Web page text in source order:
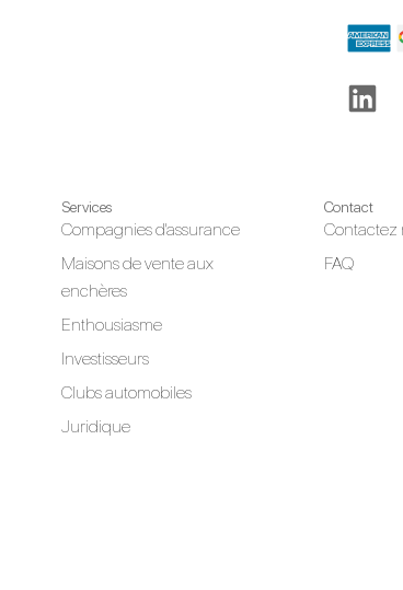
Services
Compagnies d'assurance
Maisons de vente aux
enchères
Enthousiasme
Investisseurs
Clubs automobiles
Juridique
Contact
Contactez
FAQ